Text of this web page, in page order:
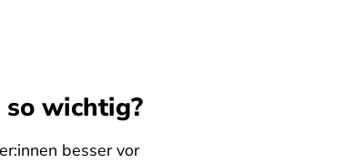
wichtig?
besser vor